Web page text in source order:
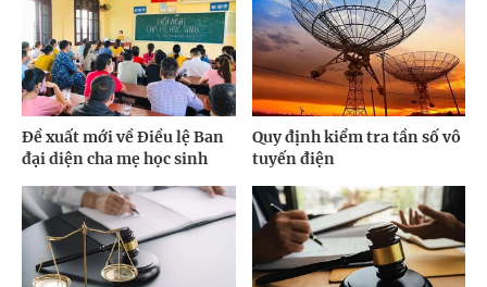
Đề xuất mới về Điều lệ Ban
đại diện cha mẹ học sinh
Quy định kiểm tra tần số vô
tuyến điện